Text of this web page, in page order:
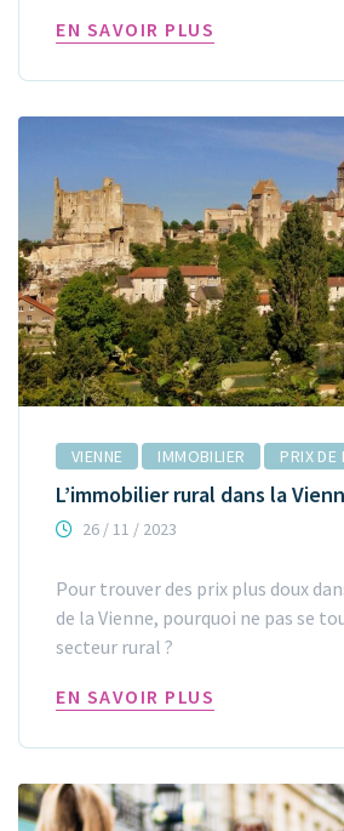
EN SAVOIR PLUS
VIENNE IMMOBILIER PRIX DE
L’immobilier rural dans la
26 / 11 / 2023
Pour trouver des prix plus doux
de la Vienne, pourquoi ne pas se
secteur rural ?
EN SAVOIR PLUS